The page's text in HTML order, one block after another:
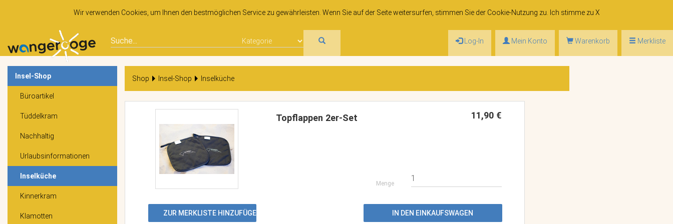
Wir verwenden Cookies, um Ihnen den bestmöglichen Service zu gewährleisten. Wenn Sie auf der Seite weitersurfen, stimmen Sie der Cookie-Nutzung zu. Ich stimme zu X
Log-In Mein Konto Warenkorb Merkliste
Insel-Shop
Büroartikel
Tüddelkram
Nachhaltig
Urlaubsinformationen
Inselküche
Kinnerkram
Klamotten
Shop Insel-Shop Inselküche
Topflappen 2er-Set 11,90 €
Menge
IN DEN EINKAUFSWAGEN
ZUR MERKLISTE HINZUFÜGEN